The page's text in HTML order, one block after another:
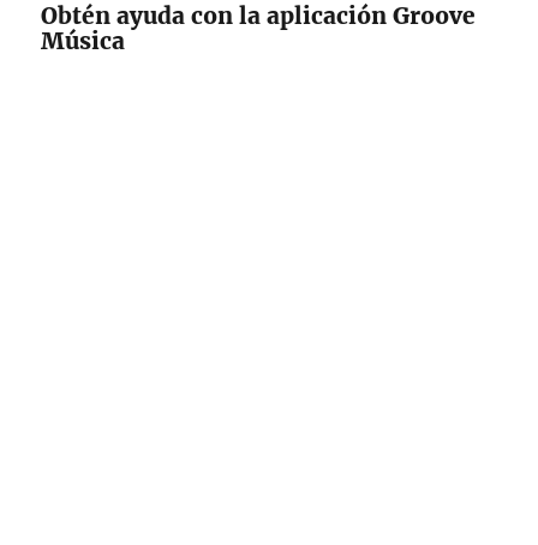
Obtén ayuda con la aplicación Groove
Música